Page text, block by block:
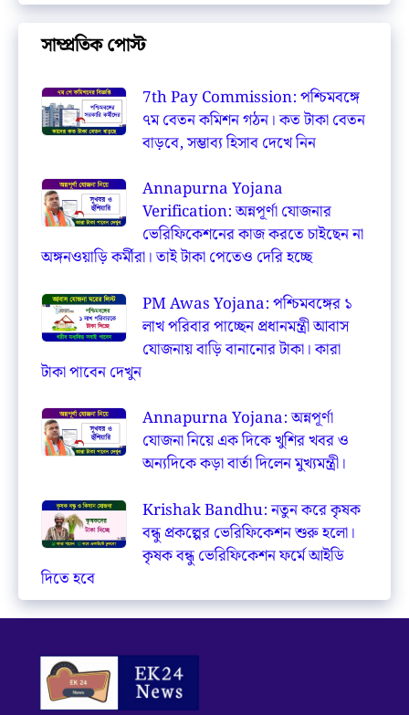
সাম্প্রতিক পোস্ট
7th Pay Commission: পশ্চিমবঙ্গে
৭ম বেতন কমিশন গঠন। কত টাকা বেতন
বাড়বে, সম্ভাব্য হিসাব দেখে নিন
Annapurna Yojana
Verification: অন্নপূর্ণা যোজনার
ভেরিফিকেশনের কাজ করতে চাইছেন না
অঙ্গনওয়াড়ি কর্মীরা। তাই টাকা পেতেও দেরি হচ্ছে
PM Awas Yojana: পশ্চিমবঙ্গের ১
লাখ পরিবার পাচ্ছেন প্রধানমন্ত্রী আবাস
যোজনায় বাড়ি বানানোর টাকা। কারা
টাকা পাবেন দেখুন
Annapurna Yojana: অন্নপূর্ণা
যোজনা নিয়ে এক দিকে খুশির খবর ও
অন্যদিকে কড়া বার্তা দিলেন মুখ্যমন্ত্রী।
Krishak Bandhu: নতুন করে কৃষক
বন্ধু প্রকল্পের ভেরিফিকেশন শুরু হলো।
কৃষক বন্ধু ভেরিফিকেশন ফর্মে আইডি
দিতে হবে